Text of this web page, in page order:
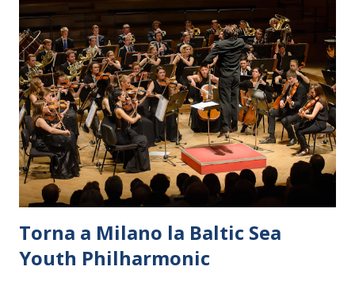
Torna a Milano la Baltic Sea
Youth Philharmonic